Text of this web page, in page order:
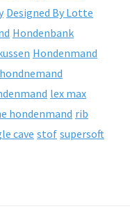
Designed By Lotte
Hondenbank
Hondenmand
hondnemand
lex max
hondenmand rib
cave stof supersoft